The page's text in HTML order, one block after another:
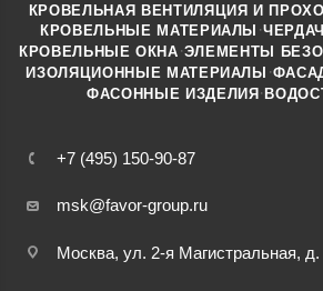
+7 (495) 150-90-87
msk@favor-group.ru
Москва, ул. 2-я Магистральная, д.
КРОВЕЛЬНАЯ ВЕНТИЛЯЦИЯ И
КРОВЕЛЬНЫЕ МАТЕРИАЛЫ ·
КРОВЕЛЬНЫЕ ОКНА ·ЭЛЕМЕНТЫ
ИЗОЛЯЦИОННЫЕ МАТЕРИАЛЫ ·
ФАСОННЫЕ ИЗДЕЛИЯ·